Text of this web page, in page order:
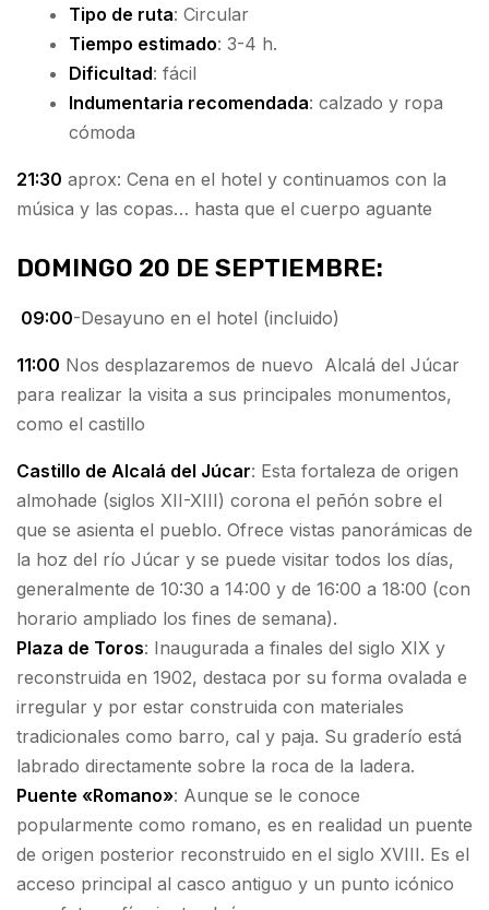
Tipo de ruta: Circular
Tiempo estimado: 3-4 h.
Dificultad: fácil
Indumentaria recomendada: calzado y ropa
cómoda
21:30 aprox: Cena en el hotel y continuamos con la
música y las copas… hasta que el cuerpo aguante
DOMINGO 20 DE SEPTIEMBRE:
09:00-Desayuno en el hotel (incluido)
11:00 Nos desplazaremos de nuevo Alcalá del Júcar
para realizar la visita a sus principales monumentos,
como el castillo
Castillo de Alcalá del Júcar: Esta fortaleza de origen
almohade (siglos XII-XIII) corona el peñón sobre el
que se asienta el pueblo. Ofrece vistas panorámicas de
la hoz del río Júcar y se puede visitar todos los días,
generalmente de 10:30 a 14:00 y de 16:00 a 18:00 (con
horario ampliado los fines de semana).
Plaza de Toros: Inaugurada a finales del siglo XIX y
reconstruida en 1902, destaca por su forma ovalada e
irregular y por estar construida con materiales
tradicionales como barro, cal y paja. Su graderío está
labrado directamente sobre la roca de la ladera.
Puente «Romano»: Aunque se le conoce
popularmente como romano, es en realidad un puente
de origen posterior reconstruido en el siglo XVIII. Es el
acceso principal al casco antiguo y un punto icónico